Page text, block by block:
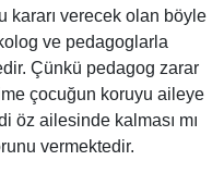
kararı verecek olan böyle
ve pedagoglarla
Çünkü pedagog zarar
çocuğun koruyu aileye
öz ailesinde kalması mı
vermektedir.